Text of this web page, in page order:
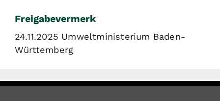
Freigabevermerk
24.11.2025 Umweltministerium Baden-
Württemberg